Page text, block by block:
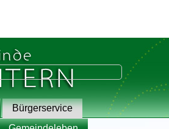
Bürgerservice